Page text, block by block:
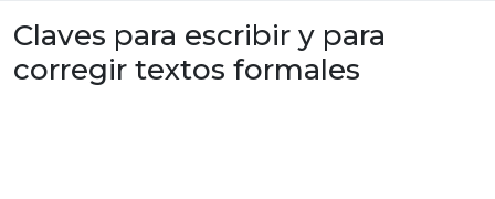
Claves para escribir y para
corregir textos formales